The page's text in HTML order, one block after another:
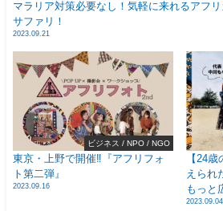
マラリア対策必要なし！気軽に来れるアフ
サファリ！
2023.09.21
ビジネス / NPO / NGO
東京・上野で開催‼️『アフリフォ
ト第二弾』
2023.09.16
【24
えられ
もっと
2023.09.04